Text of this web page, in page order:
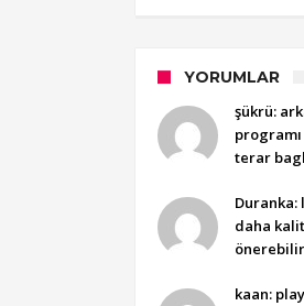
YORUMLAR
şükrü:
programı
terar
daha
kaan: